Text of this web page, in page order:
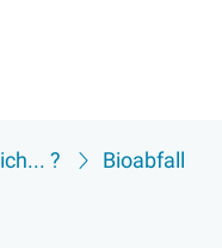
? Bioabfall